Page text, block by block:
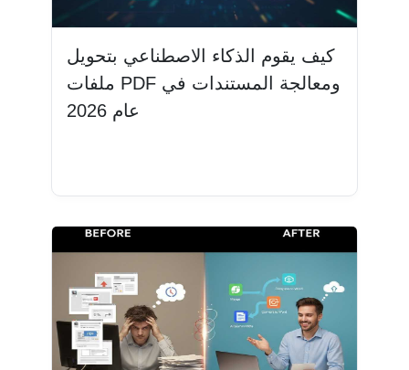
كيف يقوم الذكاء الاصطناعي بتحويل
ملفات PDF ومعالجة المستندات في
عام 2026